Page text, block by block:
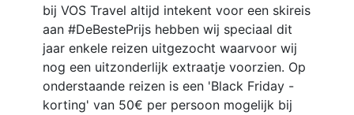
bij VOS Travel altijd intekent voor een skireis
aan #DeBestePrijs hebben wij speciaal dit
jaar enkele reizen uitgezocht waarvoor wij
nog een uitzonderlijk extraatje voorzien. Op
onderstaande reizen is een 'Black Friday -
korting' van 50€ per persoon mogelijk bij